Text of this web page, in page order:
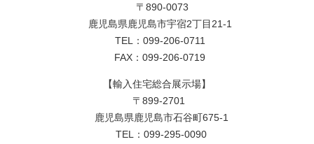
〒890-0073
鹿児島県鹿児島市宇宿2丁目21-1
TEL：099-206-0711
FAX：099-206-0719
【輸入住宅総合展示場】
〒899-2701
鹿児島県鹿児島市石谷町675-1
TEL：099-295-0090